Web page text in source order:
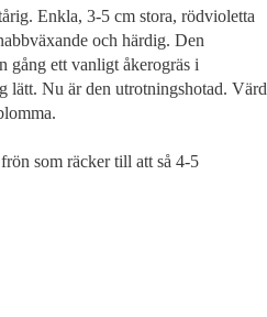
Enkla, 3-5 cm stora, rödvioletta
och härdig. Den
gång ett vanligt åkerogräs i
lätt. Nu är den utrotningshotad. Värd
som räcker till att så 4-5